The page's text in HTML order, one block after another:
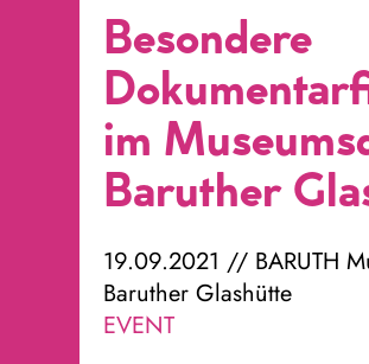
Besondere
im
Baruther
19.09.2021 // BARUTH
Baruther Glashütte
EVENT